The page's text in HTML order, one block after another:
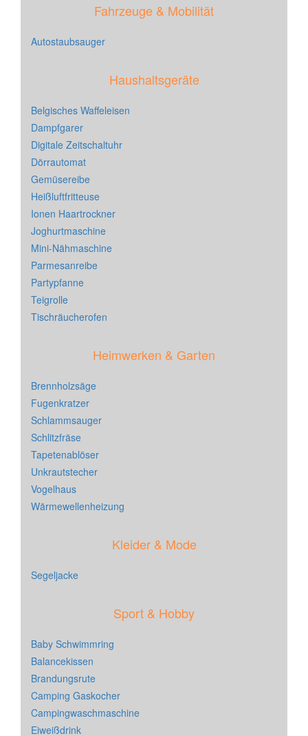
Fahrzeuge & Mobilität
Autostaubsauger
Haushaltsgeräte
Belgisches Waffeleisen
Dampfgarer
Digitale Zeitschaltuhr
Dörrautomat
Gemüsereibe
Heißluftfritteuse
Ionen Haartrockner
Joghurtmaschine
Mini-Nähmaschine
Parmesanreibe
Partypfanne
Teigrolle
Tischräucherofen
Heimwerken & Garten
Brennholzsäge
Fugenkratzer
Schlammsauger
Schlitzfräse
Tapetenablöser
Unkrautstecher
Vogelhaus
Wärmewellenheizung
Kleider & Mode
Segeljacke
Sport & Hobby
Baby Schwimmring
Balancekissen
Brandungsrute
Camping Gaskocher
Campingwaschmaschine
Eiweißdrink